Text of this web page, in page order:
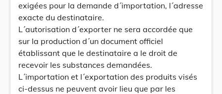
exigées pour la demande d´importation, l´adresse
exacte du destinataire.
L´autorisation d´exporter ne sera accordée que
sur la production d´un document officiel
établissant que le destinataire a le droit de
recevoir les substances demandées.
L´importation et l´exportation des produits visés
ci-dessus ne peuvent avoir lieu que par les